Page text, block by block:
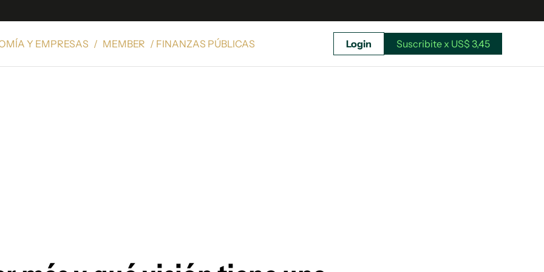
Y EMPRESAS / MEMBER / FINANZAS PÚBLICAS Login Suscribite x US$ 3,45